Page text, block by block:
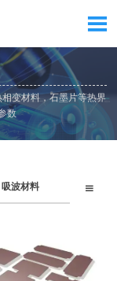

变材料，石墨片等热界
数
吸波材料 